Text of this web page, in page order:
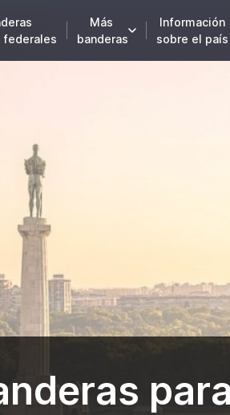
federales
Más
banderas
Información
sobre el país